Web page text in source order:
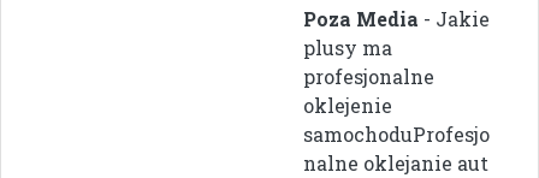
Poza Media - Jakie
plusy ma
profesjonalne
oklejenie
samochoduProfesjo
nalne oklejanie aut